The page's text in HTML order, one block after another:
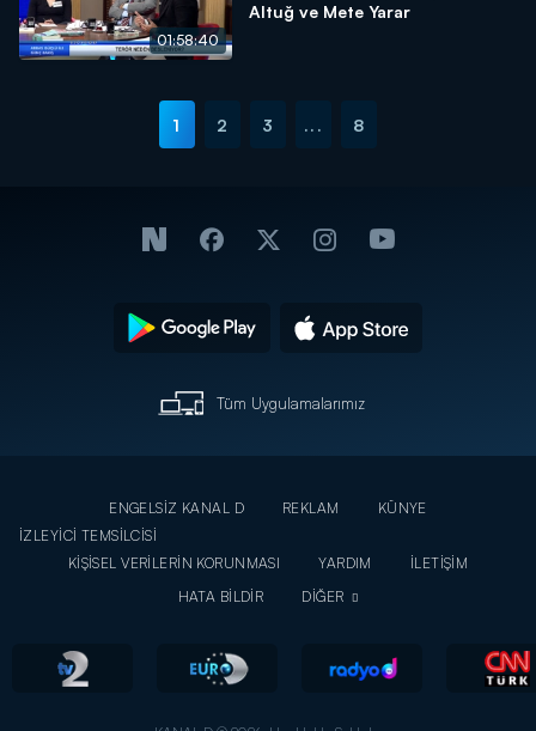
01:58:40
Altuğ ve Mete Yarar
1 2 3 ... 8
Tüm Uygulamalarımız
ENGELSİZ KANAL D REKLAM
KÜNYE
İZLEYİCİ TEMSİLCİSİ
KİŞİSEL VERİLERİN KORUNMASI
YARDIM
İLETİŞİM
HATA BİLDİR
DİĞER